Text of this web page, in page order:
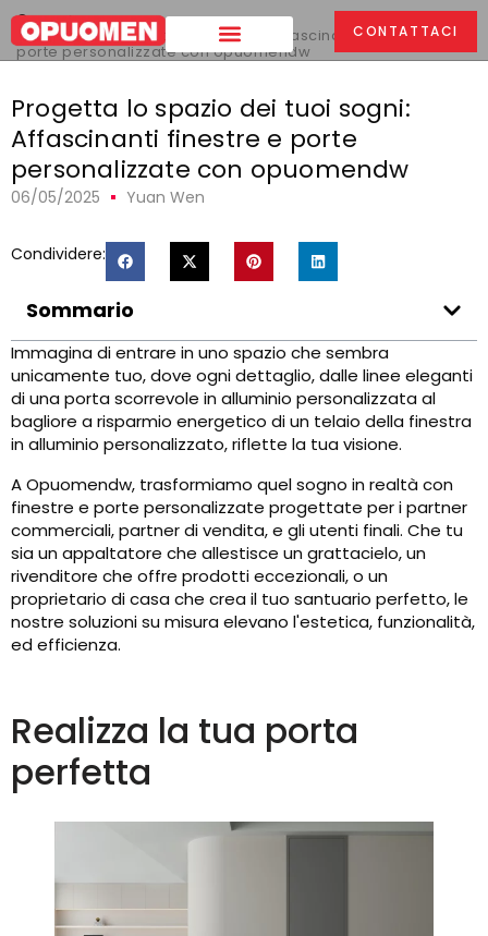
CONTATTACI
Casa >
Progetta lo spazio dei tuoi sogni: Affascinanti finestre e
porte personalizzate con opuomendw
Progetta lo spazio dei tuoi sogni:
Affascinanti finestre e porte
personalizzate con opuomendw
06/05/2025 Yuan Wen
Condividere:
Sommario
Immagina di entrare in uno spazio che sembra
unicamente tuo, dove ogni dettaglio, dalle linee eleganti
di una porta scorrevole in alluminio personalizzata al
bagliore a risparmio energetico di un telaio della finestra
in alluminio personalizzato, riflette la tua visione.
A Opuomendw, trasformiamo quel sogno in realtà con
finestre e porte personalizzate progettate per i partner
commerciali, partner di vendita, e gli utenti finali. Che tu
sia un appaltatore che allestisce un grattacielo, un
rivenditore che offre prodotti eccezionali, o un
proprietario di casa che crea il tuo santuario perfetto, le
nostre soluzioni su misura elevano l'estetica, funzionalità,
ed efficienza.
Realizza la tua porta
perfetta